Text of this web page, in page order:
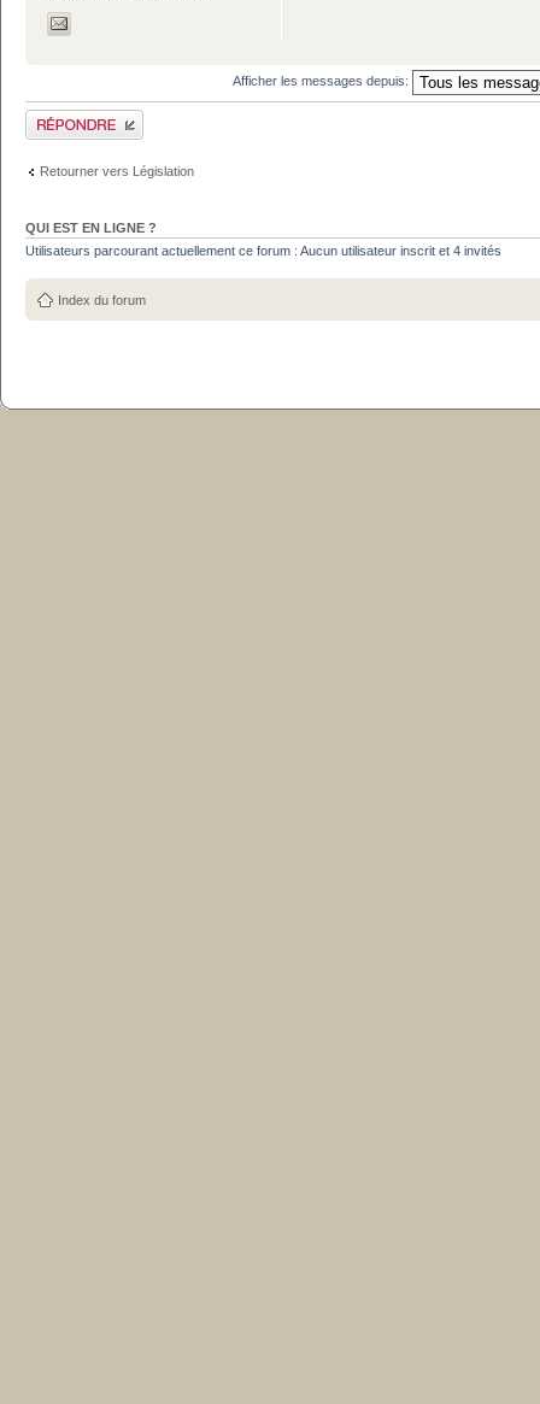
Afficher les messages depuis:
Publier une réponse
Retourner vers Législation
QUI EST EN LIGNE ?
Utilisateurs parcourant actuellement ce forum : Aucun utilisateur inscrit et 4 invités
Index du forum